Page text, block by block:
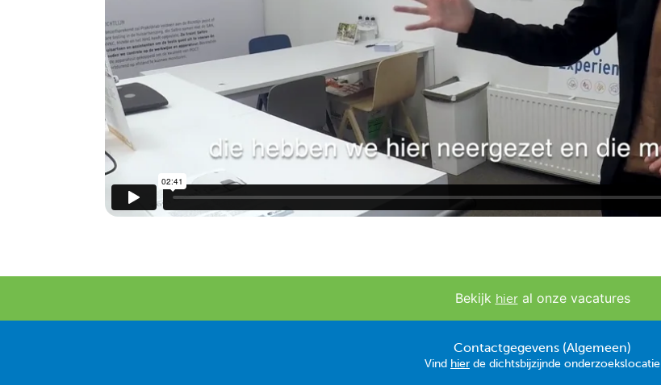
Bekijk hieral onze vacatures
Contactgegevens (Algemeen)
Vind hier de dichtsbijzijnde onderzoekslocatie